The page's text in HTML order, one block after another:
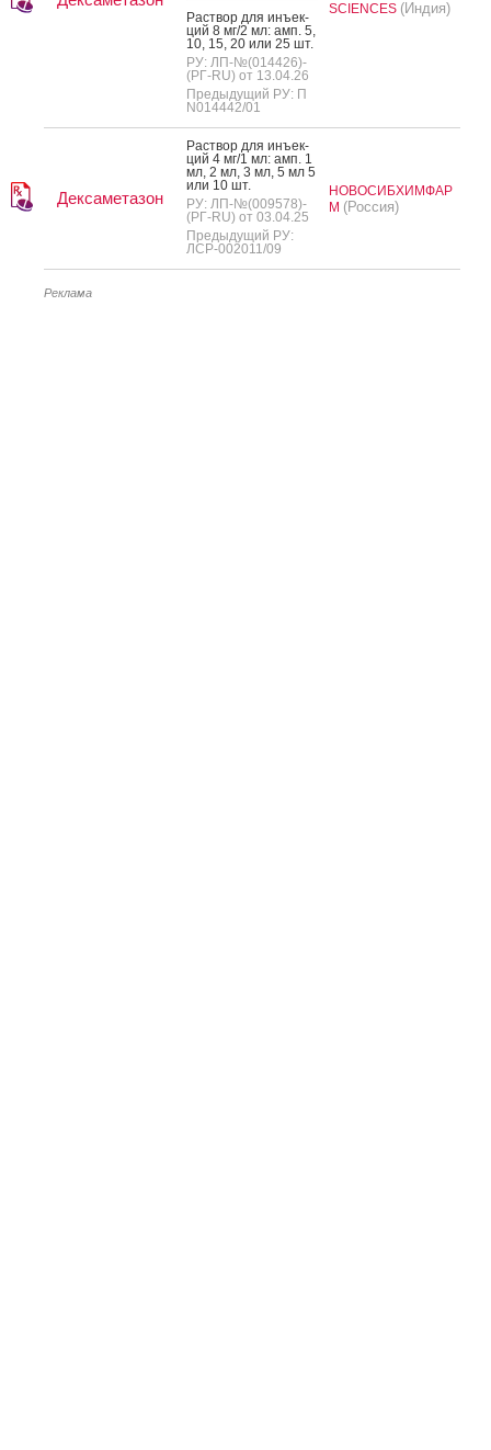
Рас­твор для инъ­ек­
ций 8 мг/2 мл: амп. 5,
10, 15, 20 или 25 шт.
РУ: ЛП-№(014426)-
(РГ-RU) от 13.04.26
Предыдущий РУ: П
N014442/01
SCIENCES (Индия)
Дексаметазон
Рас­твор для инъ­ек­
ций 4 мг/1 мл: амп. 1
мл, 2 мл, 3 мл, 5 мл 5
или 10 шт.
РУ: ЛП-№(009578)-
(РГ-RU) от 03.04.25
Предыдущий РУ:
ЛСР-002011/09
НОВОСИБХИМФАР
М (Россия)
Реклама